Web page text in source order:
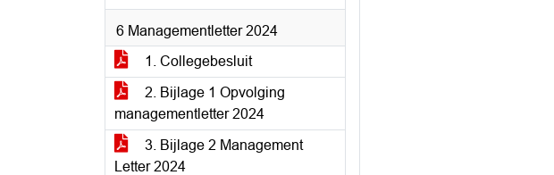
6 Managementletter 2024
1. Collegebesluit
2. Bijlage 1 Opvolging
managementletter 2024
3. Bijlage 2 Management
Letter 2024